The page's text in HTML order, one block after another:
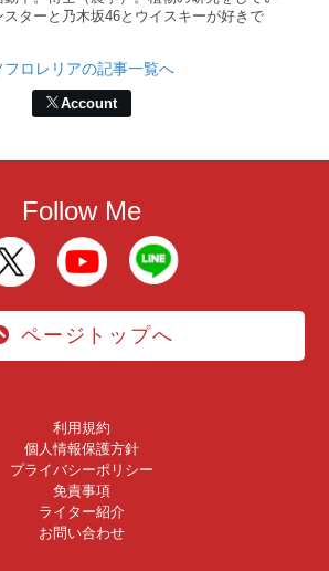
スターと乃木坂46とウイスキーが好きで
フロレリアの記事一覧へ
Account
Follow Me
ページトップへ
利用規約
個人情報保護方針
プライバシーポリシー
免責事項
ライター紹介
お問い合わせ